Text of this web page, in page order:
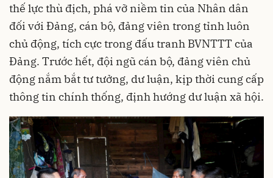
thế lực thù địch, phá vỡ niềm tin của Nhân dân
đối với Đảng, cán bộ, đảng viên trong tỉnh luôn
chủ động, tích cực trong đấu tranh BVNTTT của
Đảng. Trước hết, đội ngũ cán bộ, đảng viên chủ
động nắm bắt tư tưởng, dư luận, kịp thời cung cấp
thông tin chính thống, định hướng dư luận xã hội.